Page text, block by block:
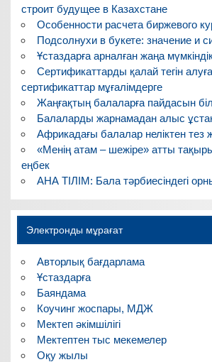
строит будущее в Казахстане
Особенности расчета биржевого
Подсолнухи в букете: значение и
Ұстаздарға арналған жаңа
Сертификаттарды қалай тегін
сертификаттар мұғалімдерге
Жаңғақтың балаларға пайдасын
Балаларды жарнамадан алыс
Африкадағы балалар неліктен тез
«Менің атам – шежіре» атты
еңбек
АНА ТІЛІМ: Бала тәрбиесіндегі
Электронды мұрағат
Авторлық бағдарлама
Ұстаздарға
Баяндама
Коучинг жоспары, МДЖ
Мектеп әкімшілігі
Мектептен тыс мекемелер
Оқу жылы